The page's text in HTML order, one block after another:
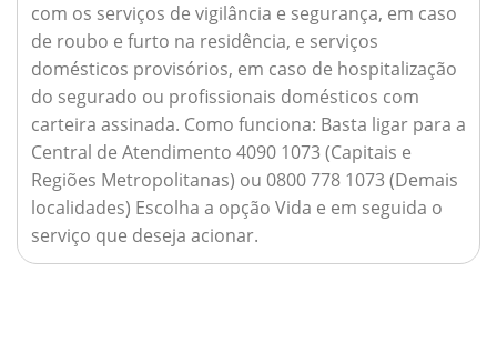
com os serviços de vigilância e segurança, em caso
de roubo e furto na residência, e serviços
domésticos provisórios, em caso de hospitalização
do segurado ou profissionais domésticos com
carteira assinada. Como funciona: Basta ligar para a
Central de Atendimento 4090 1073 (Capitais e
Regiões Metropolitanas) ou 0800 778 1073 (Demais
localidades) Escolha a opção Vida e em seguida o
serviço que deseja acionar.